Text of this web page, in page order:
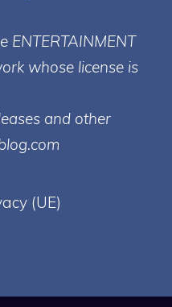
ENTERTAINMENT
whose license is
and other
(UE)